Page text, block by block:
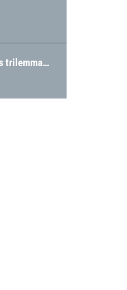
Arendalsuka:Batterier i Europas trilemma: Energisikkerhet, konkurransekraft og bærekraft (Battery Norway-arrangement)